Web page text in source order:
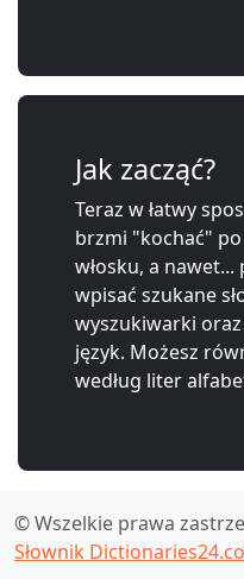
Jak zacząć?
Teraz w łatwy
brzmi "kochać"
włosku, a
wpisać szukane
wyszukiwarki
język. Możesz
według liter
© Wszelkie prawa
Słownik